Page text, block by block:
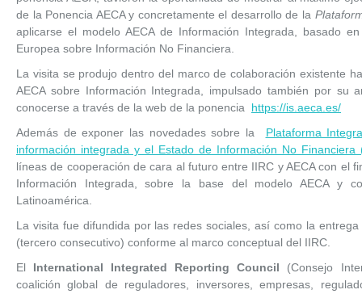
de la Ponencia AECA y concretamente el desarrollo de la
aplicarse el modelo AECA de Información Integrada, basado
Europea sobre Información No Financiera.
La visita se produjo dentro del marco de colaboración existente
AECA sobre Información Integrada, impulsado también por su
conocerse a través de la web de la ponencia https://is.aeca.es/
Además de exponer las novedades sobre la Plataforma
información integrada y el Estado de Información No Financiera
líneas de cooperación de cara al futuro entre IIRC y AECA con el
Información Integrada, sobre la base del modelo AECA y
Latinoamérica.
La visita fue difundida por las redes sociales, así como la
(tercero consecutivo) conforme al marco conceptual del IIRC.
El International Integrated Reporting Council (Consejo
coalición global de reguladores, inversores, empresas,